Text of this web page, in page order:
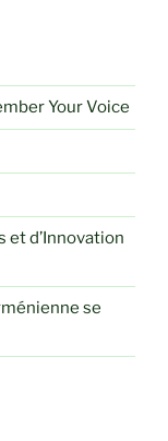
Your Voice
et d’Innovation
se